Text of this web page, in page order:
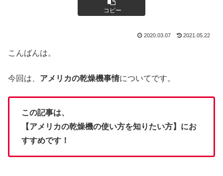
コピー
2020.03.07 2021.05.22
こんばんは。
今回は、 アメリカの乾燥機事情についてです。
この記事は、
【アメリカの乾燥機の使い方を知りたい方】にお
すすめです！